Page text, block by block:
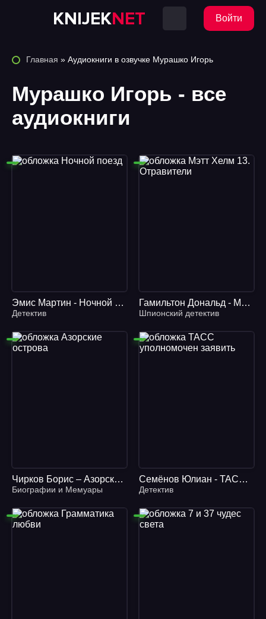
KNIJEKNET Войти
Главная » Аудиокниги в озвучке Мурашко Игорь
Мурашко Игорь - все
аудиокниги
Эмис Мартин - Ночной поезд
Детектив
Гамильтон Дональд - Мэтт Хелм 13. Отравители
Шпионский детектив
Чирков Борис – Азорские Острова
Биографии и Мемуары
Семёнов Юлиан - ТАСС уполномочен заявить
Детектив